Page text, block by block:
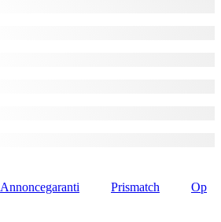
Annoncegaranti Prismatch
Op